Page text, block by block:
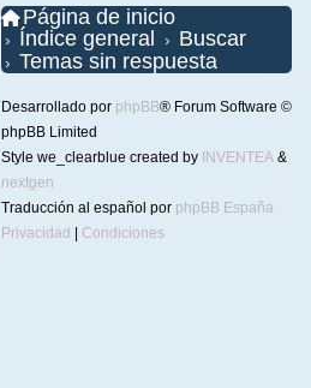
Página de inicio
Índice general
Buscar
Temas sin respuesta
Desarrollado por phpBB® Forum Software ©
phpBB Limited
Style we_clearblue created by INVENTEA &
nextgen
Traducción al español por phpBB España
Privacidad
Condiciones